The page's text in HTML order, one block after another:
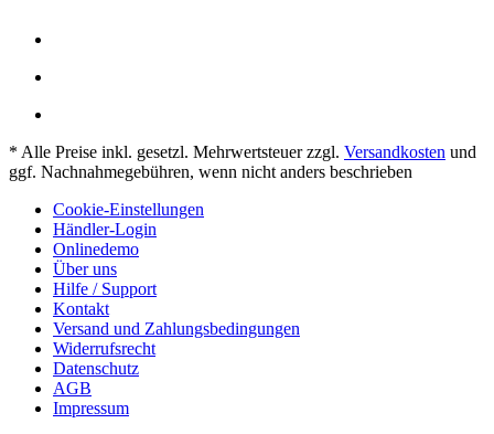
* Alle Preise inkl. gesetzl. Mehrwertsteuer zzgl. Versandkosten und
ggf. Nachnahmegebühren, wenn nicht anders beschrieben
Cookie-Einstellungen
Händler-Login
Onlinedemo
Über uns
Hilfe / Support
Kontakt
Versand und Zahlungsbedingungen
Widerrufsrecht
Datenschutz
AGB
Impressum